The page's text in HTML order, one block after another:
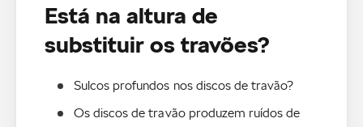
Está na altura de
substituir os travões?
Sulcos profundos nos discos de travão?
Os discos de travão produzem ruídos de